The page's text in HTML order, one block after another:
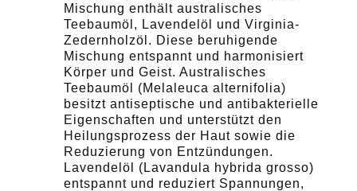
Mischung enthält australisches
Teebaumöl, Lavendelöl und Virginia-
Zedernholzöl. Diese beruhigende
Mischung entspannt und harmonisiert
Körper und Geist. Australisches
Teebaumöl (Melaleuca alternifolia)
besitzt antiseptische und antibakterielle
Eigenschaften und unterstützt den
Heilungsprozess der Haut sowie die
Reduzierung von Entzündungen.
Lavendelöl (Lavandula hybrida grosso)
entspannt und reduziert Spannungen,